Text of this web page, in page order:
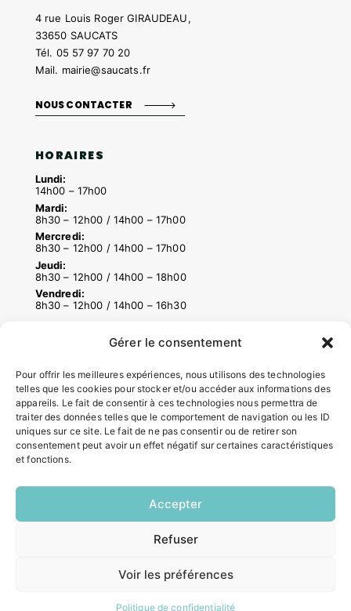
Gérer le consentement
Pour offrir les meilleures expériences, nous utilisons des technologies
telles que les cookies pour stocker et/ou accéder aux informations des
appareils. Le fait de consentir à ces technologies nous permettra de
traiter des données telles que le comportement de navigation ou les ID
uniques sur ce site. Le fait de ne pas consentir ou de retirer son
consentement peut avoir un effet négatif sur certaines caractéristiques
et fonctions.
Accepter
Refuser
Voir les préférences
Politique de confidentialité
4 rue Louis Roger GIRAUDEAU,
33650 SAUCATS
Tél. 05 57 97 70 20
Mail. mairie@saucats.fr
NOUS CONTACTER
HORAIRES
Lundi:
14h00 – 17h00
Mardi:
8h30 – 12h00 / 14h00 – 17h00
Mercredi:
8h30 – 12h00 / 14h00 – 17h00
Jeudi:
8h30 – 12h00 / 14h00 – 18h00
Vendredi:
8h30 – 12h00 / 14h00 – 16h30
Contacter la mairie
Pôle santé
Le Saucatais
Formalités administratives
Restauration scolaire
Demander un composteur
INFORMATIONS LÉGALES